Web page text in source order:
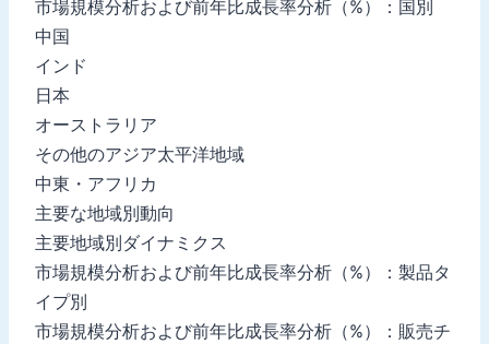
市場規模分析および前年比成長率分析（%）：国別
中国
インド
日本
オーストラリア
その他のアジア太平洋地域
中東・アフリカ
主要な地域別動向
主要地域別ダイナミクス
市場規模分析および前年比成長率分析（%）：製品タ
イプ別
市場規模分析および前年比成長率分析（%）：販売チ